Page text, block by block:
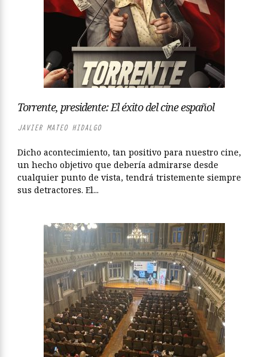
Torrente, presidente: El éxito del cine español
JAVIER MATEO HIDALGO
Dicho acontecimiento, tan positivo para nuestro cine,
un hecho objetivo que debería admirarse desde
cualquier punto de vista, tendrá tristemente siempre
sus detractores. El...